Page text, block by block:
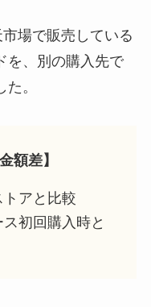
場で販売している
を、別の購入先で
。
額差】
アと比較
初回購入時と